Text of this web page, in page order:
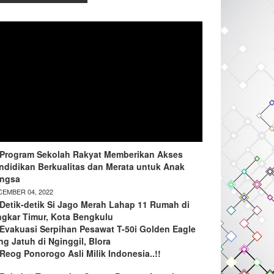
Sekolah Rakyat Memberikan Akses
Berkualitas dan Merata untuk Anak
04, 2022
Detik-detik Si Jago Merah Lahap 11 Rumah di
Timur, Kota Bengkulu
Evakuasi Serpihan Pesawat T-50i Golden Eagle
Jatuh di Nginggil, Blora
Reog Ponorogo Asli Milik Indonesia..!!